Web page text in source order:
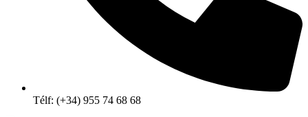
Télf: (+34) 955 74 68 68